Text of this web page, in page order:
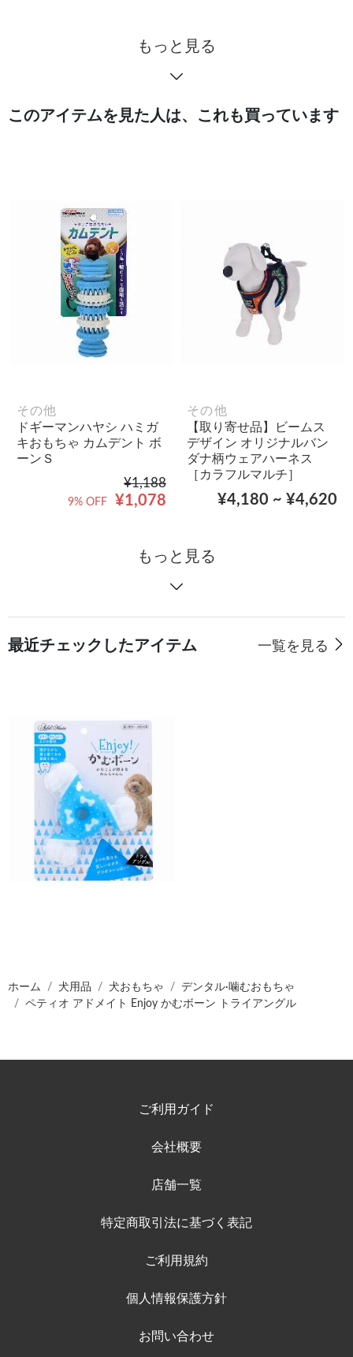
もっと見る
このアイテムを見た人は、これも買っています
その他
ドギーマンハヤシ ハミガ
キおもちゃ カムデント ボ
ーンＳ
¥1,188
¥1,078
9% OFF
その他
【取り寄せ品】ビームス
デザイン オリジナルバン
ダナ柄ウェアハーネス
［カラフルマルチ］
¥4,180 ~ ¥4,620
もっと見る
最近チェックしたアイテム 一覧を見る
ホーム 犬用品 犬おもちゃ
デンタル·噛むおもちゃ
ペティオ アドメイト Enjoy かむボーン トライアングル
ご利用ガイド
会社概要
店舗一覧
特定商取引法に基づく表記
ご利用規約
個人情報保護方針
お問い合わせ